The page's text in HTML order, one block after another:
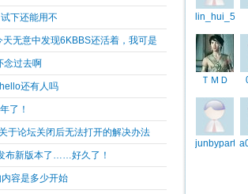
记住我的登录状态
Total 0.038614(s) query 3, Time now is:2026-08-06 19:20
Powered by